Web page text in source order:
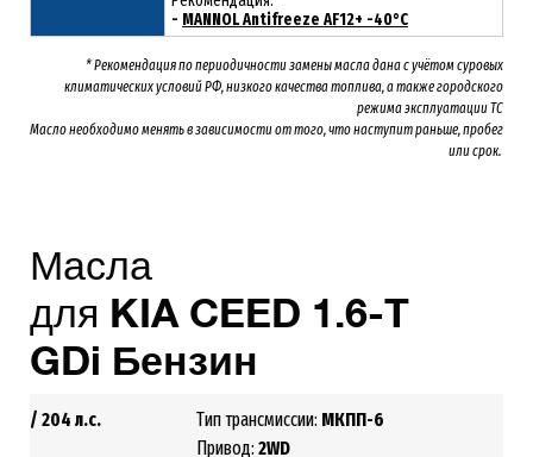
- MANNOL Antifreeze AF12+ -40°C
* Рекомендация по периодичности замены масла дана с учётом суровых
климатических условий РФ, низкого качества топлива, а также городского
режима эксплуатации ТС
Масло необходимо менятьв зависимости от того, что наступит раньше, пробег
или срок.
Масла
для KIA CEED 1.6-T
GDi Бензин
/ 204 л.с.
Тип трансмиссии: МКПП-6
Привод: 2WD